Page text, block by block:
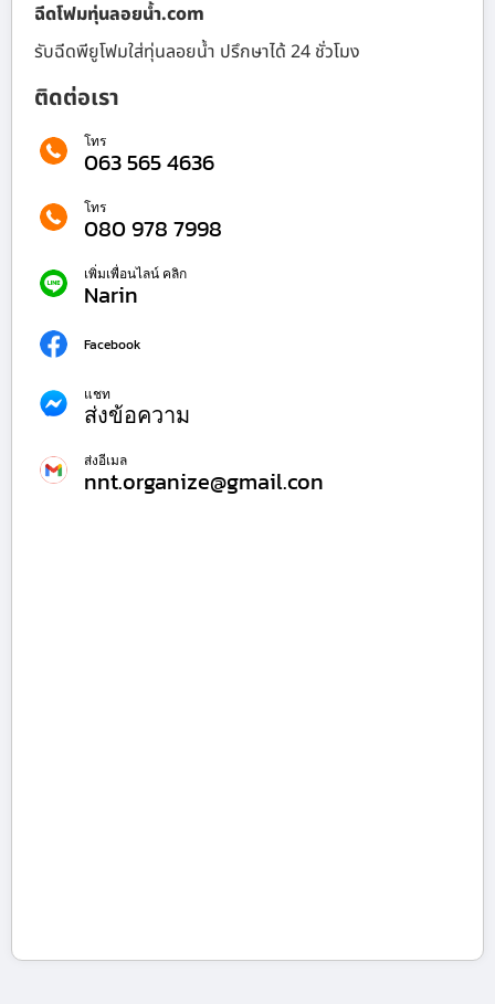
ฉีดโฟมทุ่นลอยน้ำ.com
รับฉีดพียูโฟมใส่ทุ่นลอยน้ำ ปรึกษาได้ 24 ชั่วโมง
ติดต่อเรา
โทร
063 565 4636
โทร
080 978 7998
เพิ่มเพื่อนไลน์ คลิก
Narin
Facebook
แชท
ส่งข้อความ
ส่งอีเมล
nnt.organize@gmail.con